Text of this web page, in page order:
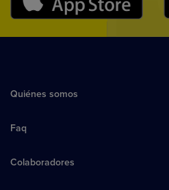
Quiénes somos
Faq
Colaboradores